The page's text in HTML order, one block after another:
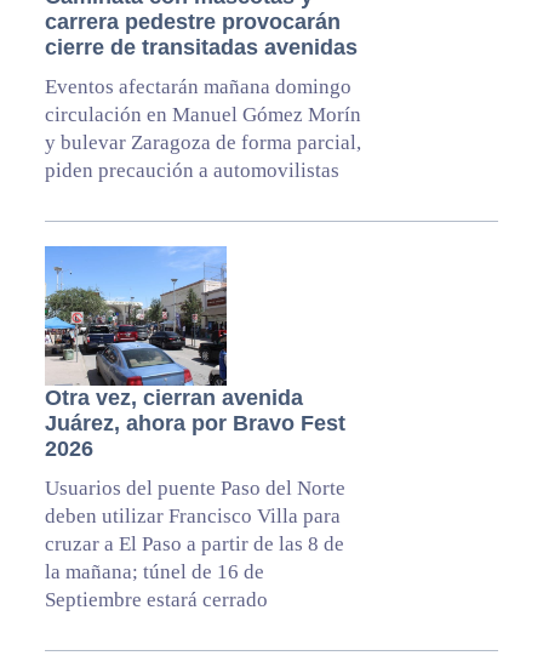
carrera pedestre provocarán
cierre de transitadas avenidas
Eventos afectarán mañana domingo
circulación en Manuel Gómez Morín
y bulevar Zaragoza de forma parcial,
piden precaución a automovilistas
Otra vez, cierran avenida
Juárez, ahora por Bravo Fest
2026
Usuarios del puente Paso del Norte
deben utilizar Francisco Villa para
cruzar a El Paso a partir de las 8 de
la mañana; túnel de 16 de
Septiembre estará cerrado